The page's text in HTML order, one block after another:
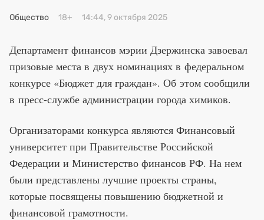
Общество 18+ 14:44, 9 октября 2025
Департамент финансов мэрии Дзержинска завоевал
призовые места в двух номинациях в федеральном
конкурсе «Бюджет для граждан». Об этом сообщили
в пресс-службе администрации города химиков.
Организаторами конкурса являются Финансовый
университет при Правительстве Российской
Федерации и Министерство финансов РФ. На нем
были представлены лучшие проекты страны,
которые посвящены повышению бюджетной и
финансовой грамотности.